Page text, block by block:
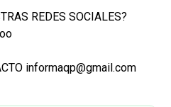
REDES SOCIALES?
informaqp@gmail.com